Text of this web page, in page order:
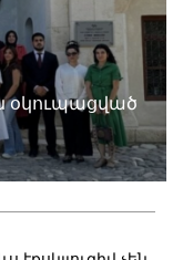
օկուպացված